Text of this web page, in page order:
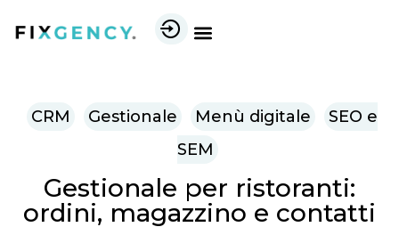
CRM Gestionale Menù digitale
SEO e
SEM
Gestionale per ristoranti:
ordini, magazzino e contatti